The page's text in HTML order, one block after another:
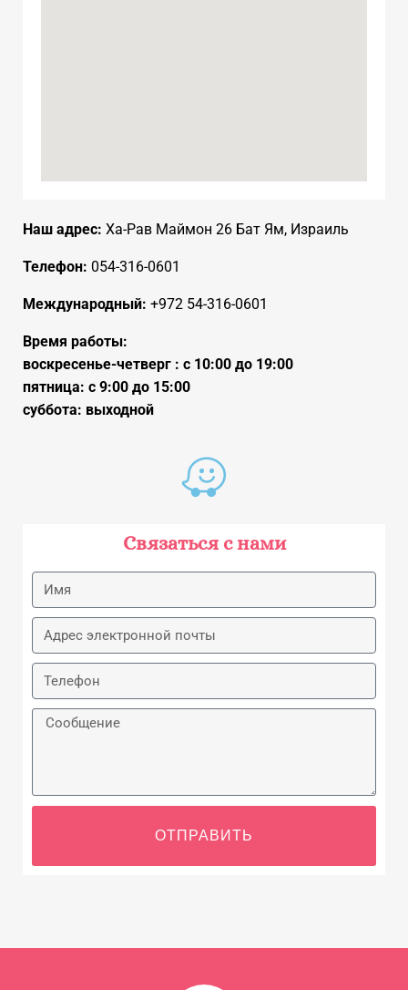
Наш адрес: Ха-Рав Маймон 26 Бат Ям, Израиль
Телефон: 054-316-0601
Международный: +972 54-316-0601
Время работы:
воскресенье-четверг : с 10:00 до 19:00
пятница: с 9:00 до 15:00
суббота: выходной
Связаться с нами
ОТПРАВИТЬ